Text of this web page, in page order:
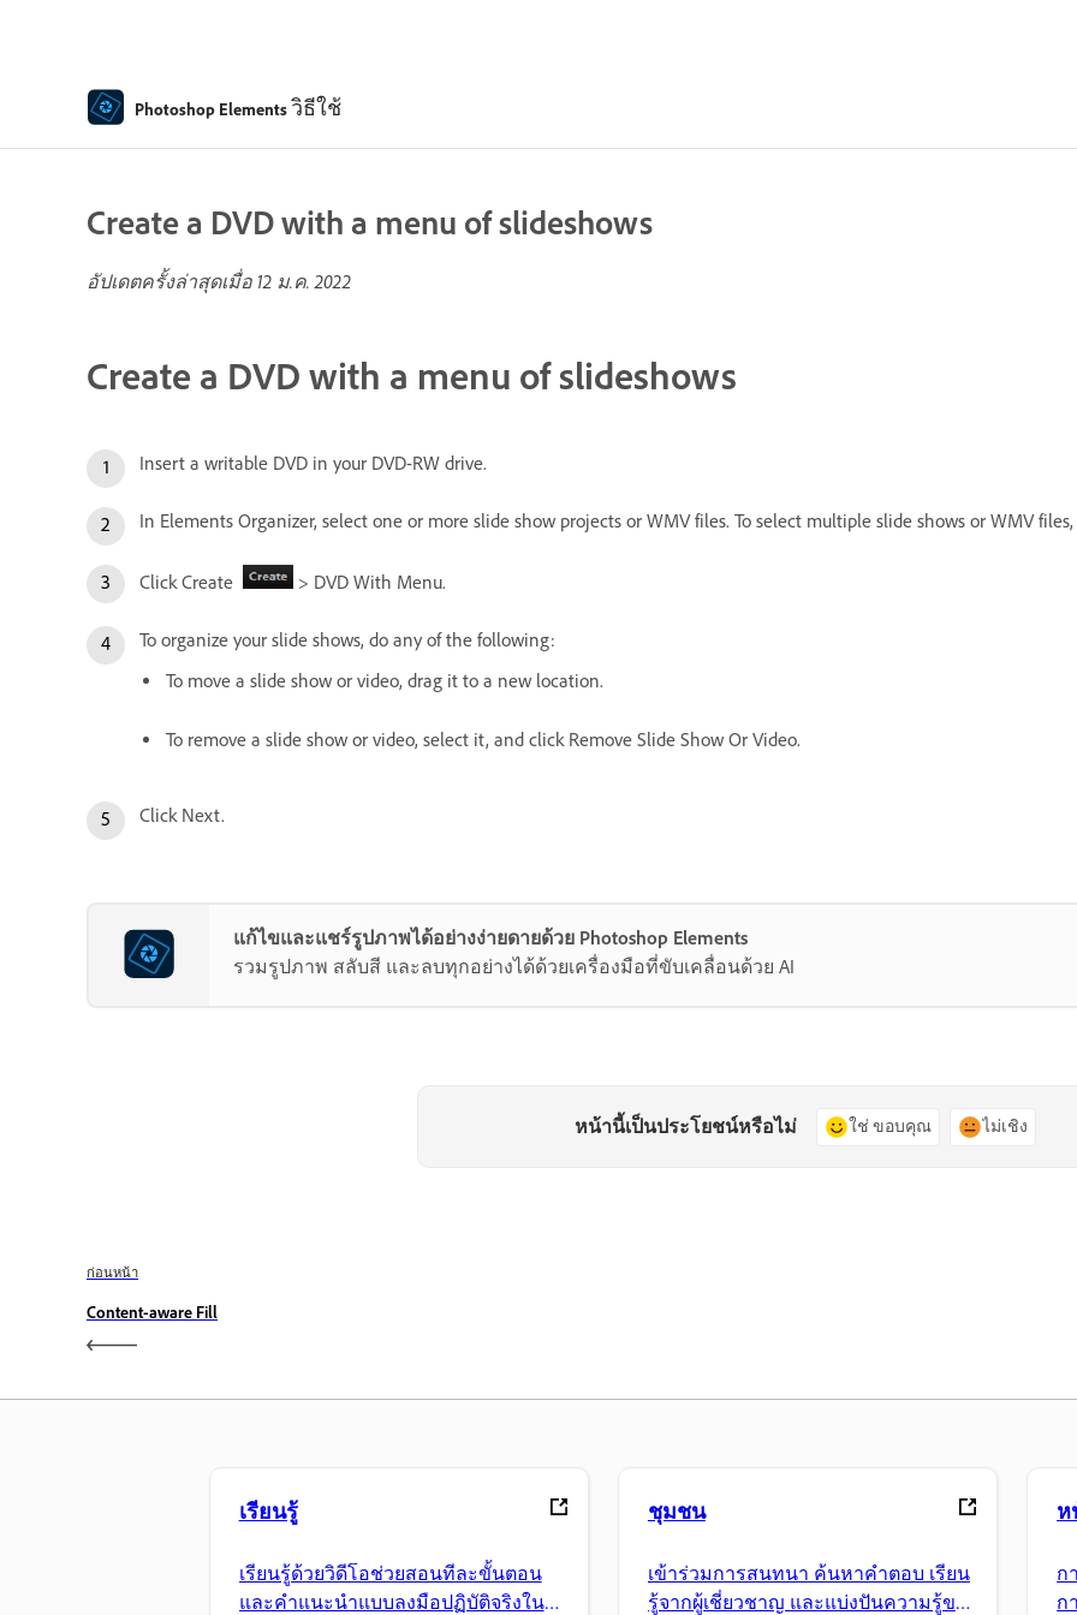
Photoshop Elementsวิธีใช้
Create a DVD with a menu of slideshows
อัปเดตครั้งล่าสุดเมื่อ 12 ม.ค. 2022
Create a DVD with a menu of slideshows
Insert a writable DVD in your DVD-RW drive.
In Elements Organizer, select one or more slide show projects or WMV files. To select multiple slide shows or WMV
Click Create > DVD With Menu.
To organize your slide shows, do any of the following:
To move a slide show or video, drag it to a new location.
To remove a slide show or video, select it, and click Remove Slide Show Or Video.
Click Next.
แก้ไขและแชร์รูปภาพได้อย่างง่ายดายด้วย Photoshop Elements
รวมรูปภาพ สลับสี และลบทุกอย่างได้ด้วยเครื่องมือที่ขับเคลื่อนด้วย AI
หน้านี้เป็นประโยชน์หรือไม่ ใช่ ขอบคุณ ไม่เชิง
ก่อนหน้า
Content-aware Fill
เรียนรู้
เรียนรู้ด้วยวิดีโอช่วยสอนทีละขั้นตอน
และคำแนะนำแบบลงมือปฏิบัติจริงในแอ
ชุมชน
เข้าร่วมการสนทนา ค้นหาคำตอบ เรียน
รู้จากผู้เชี่ยวชาญ และแบ่งปันความรู้ของ
ห
ก
ก